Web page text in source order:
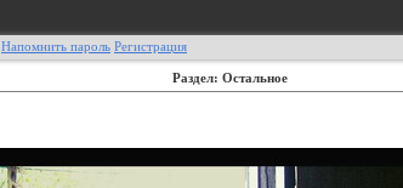
Напомнить пароль Регистрация
Раздел: Остальное